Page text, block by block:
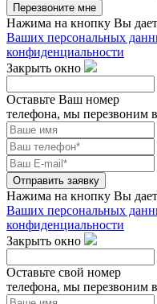
Перезвоните мне
Нажима на кнопку Вы
Ваших персональных
конфиденциальности
Закрыть окно
Оставьте Ваш номер
телефона, мы перезвоним
Отправить заявку
Нажима на кнопку Вы
Ваших персональных
конфиденциальности
Закрыть окно
Оставьте свой номер
телефона, мы перезвоним